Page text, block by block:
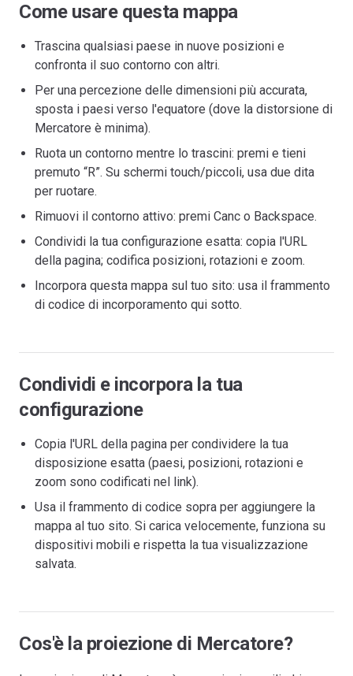
Come usare questa mappa
Trascina qualsiasi paese in nuove posizioni e
confronta il suo contorno con altri.
Per una percezione delle dimensioni più accurata,
sposta i paesi verso l'equatore (dove la distorsione di
Mercatore è minima).
Ruota un contorno mentre lo trascini: premi e tieni
premuto “R”. Su schermi touch/piccoli, usa due dita
per ruotare.
Rimuovi il contorno attivo: premi Canc o Backspace.
Condividi la tua configurazione esatta: copia l'URL
della pagina; codifica posizioni, rotazioni e zoom.
Incorpora questa mappa sul tuo sito: usa il frammento
di codice di incorporamento qui sotto.
Condividi e incorpora la tua
configurazione
Copia l'URL della pagina per condividere la tua
disposizione esatta (paesi, posizioni, rotazioni e
zoom sono codificati nel link).
Usa il frammento di codice sopra per aggiungere la
mappa al tuo sito. Si carica velocemente, funziona su
dispositivi mobili e rispetta la tua visualizzazione
salvata.
Cos'è la proiezione di Mercatore?